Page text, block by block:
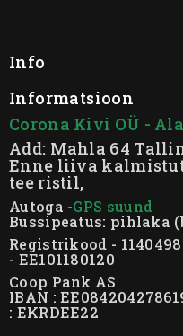
Info
Informatsioon
Corona Kivi OÜ -
Add: Mahla 64
Enne liiva
tee ristil,
Autoga -GPS suund
Bussipeatus: pihlaka
Registrikood -
- EE101180120
Coop Pank AS
IBAN :
: EKRDEE22